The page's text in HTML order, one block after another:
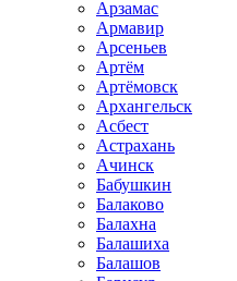
Арзамас
Армавир
Арсеньев
Артём
Артёмовск
Архангельск
Асбест
Астрахань
Ачинск
Бабушкин
Балаково
Балахна
Балашиха
Балашов